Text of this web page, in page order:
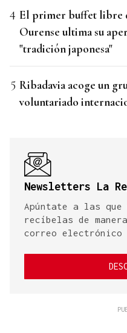
El primer buffet libre
Ourense ultima su
"tradición japonesa"
Ribadavia acoge un
voluntariado
Newsletters La
Apúntate a las
recíbelas de
correo electrónico